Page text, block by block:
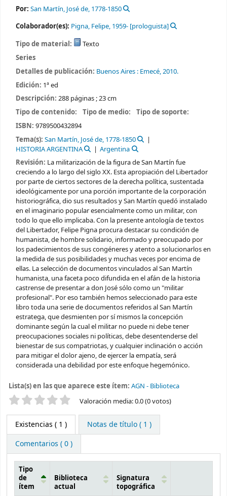
Por: San Martín, José de, 1778-1850
Colaborador(es): Pigna, Felipe, 1959-[prologuista]
Tipo de material:
Texto
Series
Detalles de publicación: Buenos Aires : Emecé,2010.
Edición: 1ª ed
Descripción: 288 páginas ; 23 cm
Tipo de contenido:
Tipo de medio:
Tipo de soporte:
ISBN: 9789500432894
Tema(s): San Martín, José de, 1778-1850
HISTORIA ARGENTINA
Argentina
Revisión: La militarización de la figura de San Martín fue
creciendo a lo largo del siglo XX. Esta apropiación del Libertador
por parte de ciertos sectores de la derecha política, sustentada
ideológicamente por una porción importante de la corporación
historiográfica, dio sus resultados y San Martín quedó instalado
en el imaginario popular esencialmente como un militar, con
todo lo que ello implicaba. Con la presente antología de textos
del Libertador, Felipe Pigna procura destacar su condición de
humanista, de hombre solidario, informado y preocupado por
los padecimientos de sus congéneres y atento a solucionarlos en
la medida de sus posibilidades y muchas veces por encima de
ellas. La selección de documentos vinculados al San Martín
humanista, una faceta poco difundida en el afán de la historia
castrense de presentar a don José sólo como un "militar
profesional". Por eso también hemos seleccionado para este
libro toda una serie de documentos referidos al San Martín
estratega, que desmienten por sí mismos la concepción
dominante según la cual el militar no puede ni debe tener
preocupaciones sociales ni políticas, debe desentenderse del
bienestar de sus compatriotas, y cualquier inclinación o acción
para mitigar el dolor ajeno, de ejercer la empatía, será
considerada una debilidad por este enfoque hegemónico.
Lista(s) en las que aparece este ítem: AGN - Biblioteca
Valoración Valoración media: 0.0 (0 votos)
Existencias ( 1 )
Notas de título ( 1 )
Comentarios ( 0 )
Tipo
de
ítem
Biblioteca
actual
Signatura
topográfica